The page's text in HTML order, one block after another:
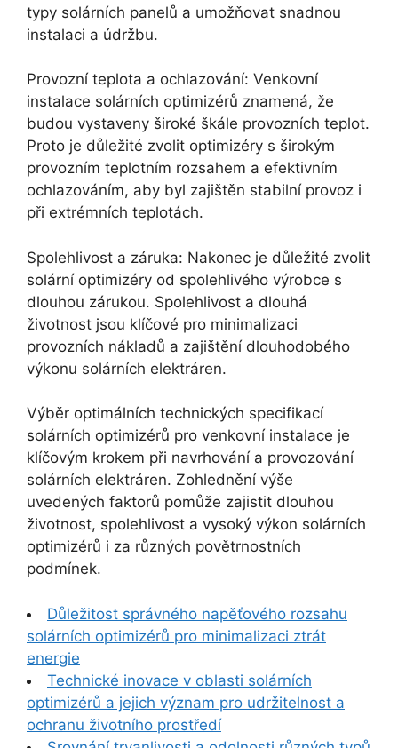
typy solárních panelů a umožňovat snadnou
instalaci a údržbu.
Provozní teplota a ochlazování: Venkovní
instalace solárních optimizérů znamená, že
budou vystaveny široké škále provozních teplot.
Proto je důležité zvolit optimizéry s širokým
provozním teplotním rozsahem a efektivním
ochlazováním, aby byl zajištěn stabilní provoz i
při extrémních teplotách.
Spolehlivost a záruka: Nakonec je důležité zvolit
solární optimizéry od spolehlivého výrobce s
dlouhou zárukou. Spolehlivost a dlouhá
životnost jsou klíčové pro minimalizaci
provozních nákladů a zajištění dlouhodobého
výkonu solárních elektráren.
Výběr optimálních technických specifikací
solárních optimizérů pro venkovní instalace je
klíčovým krokem při navrhování a provozování
solárních elektráren. Zohlednění výše
uvedených faktorů pomůže zajistit dlouhou
životnost, spolehlivost a vysoký výkon solárních
optimizérů i za různých povětrnostních
podmínek.
Důležitost správného napěťového rozsahu
solárních optimizérů pro minimalizaci ztrát
energie
Technické inovace v oblasti solárních
optimizérů a jejich význam pro udržitelnost a
ochranu životního prostředí